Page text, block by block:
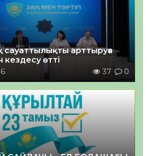
арттыруға
кездесу өтті
37 0